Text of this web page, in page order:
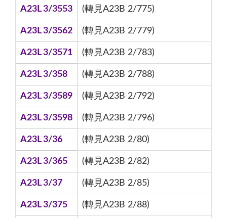
A23L 3/3553 (轉見A23B 2/775)
A23L 3/3562 (轉見A23B 2/779)
A23L 3/3571 (轉見A23B 2/783)
A23L 3/358 (轉見A23B 2/788)
A23L 3/3589 (轉見A23B 2/792)
A23L 3/3598 (轉見A23B 2/796)
A23L 3/36 (轉見A23B 2/80)
A23L 3/365 (轉見A23B 2/82)
A23L 3/37 (轉見A23B 2/85)
A23L 3/375 (轉見A23B 2/88)